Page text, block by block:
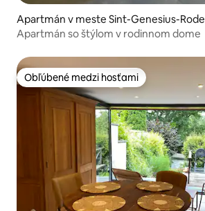
Apartmán v meste Sint-Genesius-Rode
Apartmán so štýlom v rodinnom dome
Obľúbené medzi hosťami
Obľúbené medzi hosťami